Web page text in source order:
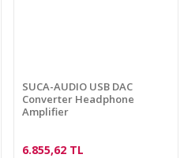
SUCA-AUDIO USB DAC
Converter Headphone
Amplifier
6.855,62 TL